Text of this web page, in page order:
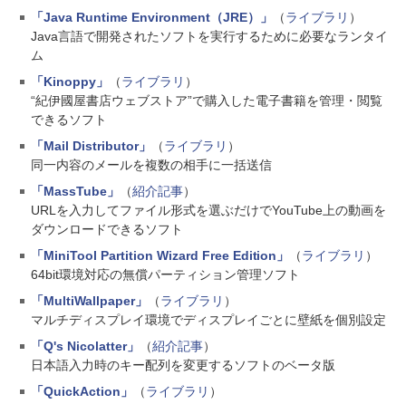
「Java Runtime Environment（JRE）」
（ライブラリ ）
Java言語で開発されたソフトを実行するために必要なランタイ
ム
「Kinoppy」
（ライブラリ ）
“紀伊國屋書店ウェブストア”で購入した電子書籍を管理・閲覧
できるソフト
「Mail Distributor」
（ライブラリ ）
同一内容のメールを複数の相手に一括送信
「MassTube」
（紹介記事）
URLを入力してファイル形式を選ぶだけでYouTube上の動画を
ダウンロードできるソフト
「MiniTool Partition Wizard Free Edition」
（ライブラリ ）
64bit環境対応の無償パーティション管理ソフト
「MultiWallpaper」
（ライブラリ ）
マルチディスプレイ環境でディスプレイごとに壁紙を個別設定
「Q's Nicolatter」
（紹介記事）
日本語入力時のキー配列を変更するソフトのベータ版
「QuickAction」
（ライブラリ ）